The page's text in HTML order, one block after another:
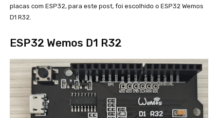
placas com ESP32, para este post, foi escolhido o ESP32 Wemos
D1 R32.
ESP32 Wemos D1 R32